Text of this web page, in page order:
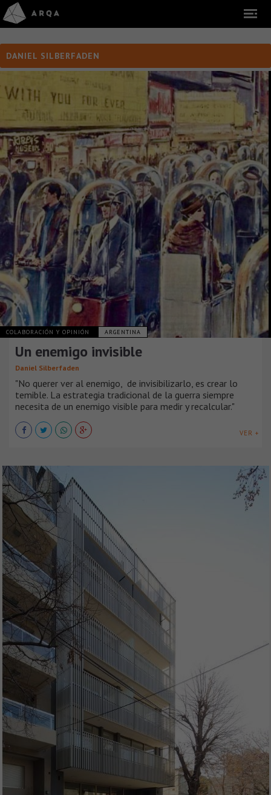
DANIEL SILBERFADEN
COLABORACIÓN Y OPINIÓN ARGENTINA
Un enemigo invisible
Daniel Silberfaden
"No querer ver al enemigo, de invisibilizarlo, es crear lo
temible. La estrategia tradicional de la guerra siempre
necesita de un enemigo visible para medir y recalcular."
VER +